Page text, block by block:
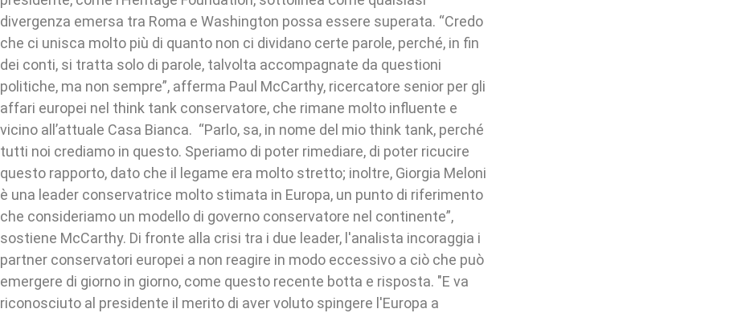
divergenza emersa tra Roma e Washington possa essere superata. “Credo
che ci unisca molto più di quanto non ci dividano certe parole, perché, in fin
dei conti, si tratta solo di parole, talvolta accompagnate da questioni
politiche, ma non sempre”, afferma Paul McCarthy, ricercatore senior per gli
affari europei nel think tank conservatore, che rimane molto influente e
vicino all’attuale Casa Bianca. “Parlo, sa, in nome del mio think tank, perché
tutti noi crediamo in questo. Speriamo di poter rimediare, di poter ricucire
questo rapporto, dato che il legame era molto stretto; inoltre, Giorgia Meloni
è una leader conservatrice molto stimata in Europa, un punto di riferimento
che consideriamo un modello di governo conservatore nel continente”,
sostiene McCarthy. Di fronte alla crisi tra i due leader, l'analista incoraggia i
partner conservatori europei a non reagire in modo eccessivo a ciò che può
emergere di giorno in giorno, come questo recente botta e risposta. "E va
riconosciuto al presidente il merito di aver voluto spingere l'Europa a